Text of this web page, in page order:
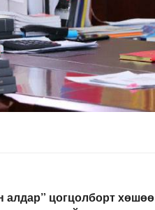
алдар” цогцолборт хөшөө